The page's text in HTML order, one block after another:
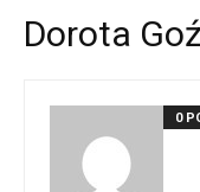
Dorota
0